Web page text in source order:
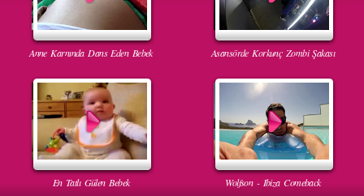
Anne Karnında Dans Eden Bebek Asansörde Korkunç Zombi Şakası
En Tatlı Gülen Bebek Wolfson - Ibiza Comeback